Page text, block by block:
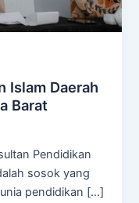
Islam Daerah
Barat
Pendidikan
sosok yang
pendidikan […]